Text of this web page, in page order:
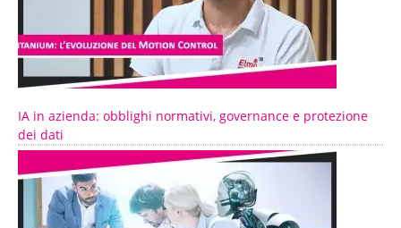
IA in azienda: obblighi normativi, governance e protezione
dei dati